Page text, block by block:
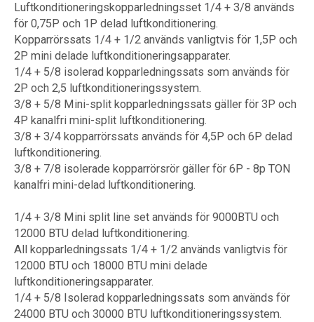
Luftkonditioneringskopparledningsset 1/4 + 3/8 används
för 0,75P och 1P delad luftkonditionering.
Kopparrörssats 1/4 + 1/2 används vanligtvis för 1,5P och
2P mini delade luftkonditioneringsapparater.
1/4 + 5/8 isolerad kopparledningssats som används för
2P och 2,5 luftkonditioneringssystem.
3/8 + 5/8 Mini-split kopparledningssats gäller för 3P och
4P kanalfri mini-split luftkonditionering.
3/8 + 3/4 kopparrörssats används för 4,5P och 6P delad
luftkonditionering.
3/8 + 7/8 isolerade kopparrörsrör gäller för 6P - 8p TON
kanalfri mini-delad luftkonditionering.
1/4 + 3/8 Mini split line set används för 9000BTU och
12000 BTU delad luftkonditionering.
All kopparledningssats 1/4 + 1/2 används vanligtvis för
12000 BTU och 18000 BTU mini delade
luftkonditioneringsapparater.
1/4 + 5/8 Isolerad kopparledningssats som används för
24000 BTU och 30000 BTU luftkonditioneringssystem.